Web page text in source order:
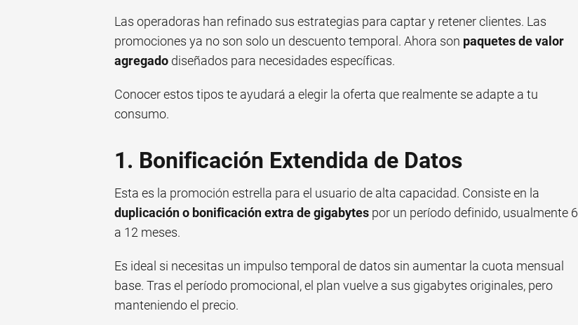
Las operadoras han refinado sus estrategias para captar y retener clientes. Las
promociones ya no son solo un descuento temporal. Ahora son paquetes de valor
agregado diseñados para necesidades específicas.
Conocer estos tipos te ayudará a elegir la oferta que realmente se adapte a tu
consumo.
1. Bonificación Extendida de Datos
Esta es la promoción estrella para el usuario de alta capacidad. Consiste en la
duplicación o bonificación extra de gigabytes por un período definido, usualmente 6
a 12 meses.
Es ideal si necesitas un impulso temporal de datos sin aumentar la cuota mensual
base. Tras el período promocional, el plan vuelve a sus gigabytes originales, pero
manteniendo el precio.